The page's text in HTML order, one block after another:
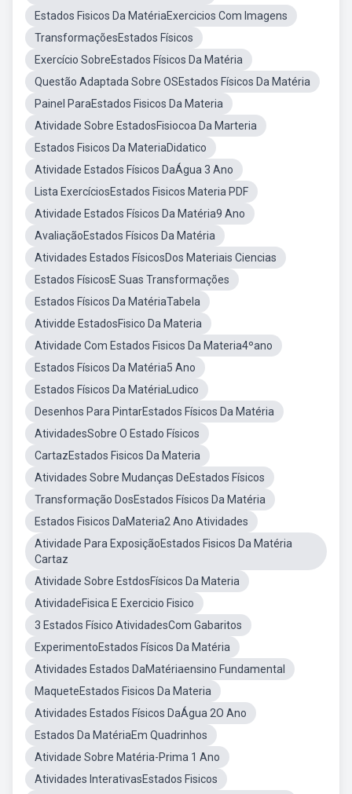
Estados Fisicos Da MatériaExercicios Com Imagens
TransformaçõesEstados Físicos
Exercício SobreEstados Físicos Da Matéria
Questão Adaptada Sobre OSEstados Físicos Da Matéria
Painel ParaEstados Fisicos Da Materia
Atividade Sobre EstadosFisiocoa Da Marteria
Estados Fisicos Da MateriaDidatico
Atividade Estados Físicos DaÁgua 3 Ano
Lista ExercíciosEstados Fisicos Materia PDF
Atividade Estados Físicos Da Matéria9 Ano
AvaliaçãoEstados Físicos Da Matéria
Atividades Estados FísicosDos Materiais Ciencias
Estados FísicosE Suas Transformações
Estados Físicos Da MatériaTabela
Atividde EstadosFisico Da Materia
Atividade Com Estados Fisicos Da Materia4ºano
Estados Físicos Da Matéria5 Ano
Estados Físicos Da MatériaLudico
Desenhos Para PintarEstados Físicos Da Matéria
AtividadesSobre O Estado Físicos
CartazEstados Fisicos Da Materia
Atividades Sobre Mudanças DeEstados Físicos
Transformação DosEstados Físicos Da Matéria
Estados Fisicos DaMateria2 Ano Atividades
Atividade Para ExposiçãoEstados Fisicos Da Matéria
Cartaz
Atividade Sobre EstdosFísicos Da Materia
AtividadeFisica E Exercicio Fisico
3 Estados Físico AtividadesCom Gabaritos
ExperimentoEstados Físicos Da Matéria
Atividades Estados DaMatériaensino Fundamental
MaqueteEstados Fisicos Da Materia
Atividades Estados Físicos DaÁgua 2O Ano
Estados Da MatériaEm Quadrinhos
Atividade Sobre Matéria-Prima 1 Ano
Atividades InterativasEstados Fisicos